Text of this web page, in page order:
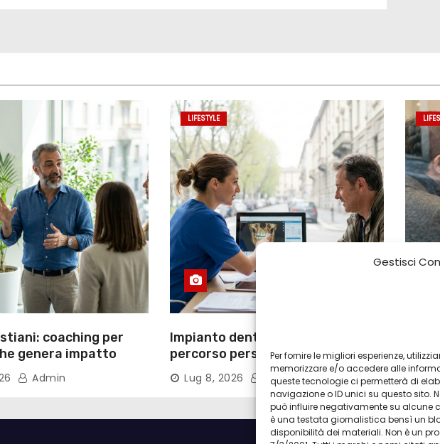
Gestisci
Per fornire le migliori esperienze,
memorizzare e/o accedere alle
queste tecnologie ci permetterà di
navigazione o ID unici su questo sito.
può influire negativamente su alcune
è una testata giornalistica bensì un
disponibilità dei materiali. Non è un
coaching per
genera impatto
Admin
LIFESTYLE
Impianto dentale Torino:
percorso personalizzato e
tecnologie
Lug 8, 2026 Admin